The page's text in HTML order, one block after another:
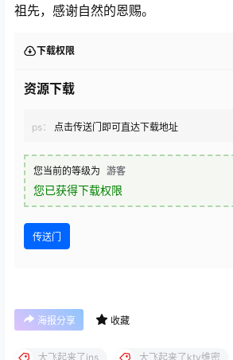
祖先，感谢自然的恩赐。
下载权限
资源下载
ps： 点击传送门即可直达下载地址
您当前的等级为 游客
您已获得下载权限
传送门
海报分享 收藏
大飞起来了ins 大飞起来了ktv维密